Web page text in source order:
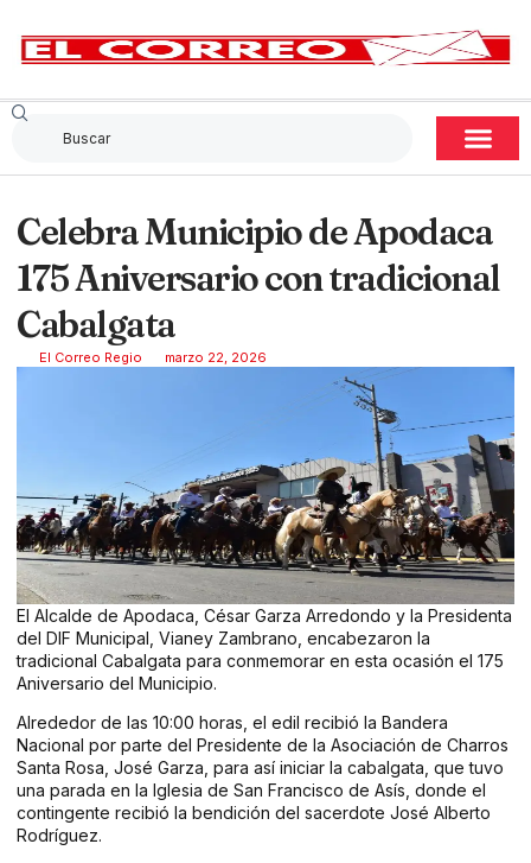
Celebra Municipio de Apodaca
175 Aniversario con tradicional
Cabalgata
El Correo Regio marzo 22, 2026
El Alcalde de Apodaca, César Garza Arredondo y la Presidenta
del DIF Municipal, Vianey Zambrano, encabezaron la
tradicional Cabalgata para conmemorar en esta ocasión el 175
Aniversario del Municipio.
Alrededor de las 10:00 horas, el edil recibió la Bandera
Nacional por parte del Presidente de la Asociación de Charros
Santa Rosa, José Garza, para así iniciar la cabalgata, que tuvo
una parada en la Iglesia de San Francisco de Asís, donde el
contingente recibió la bendición del sacerdote José Alberto
Rodríguez.